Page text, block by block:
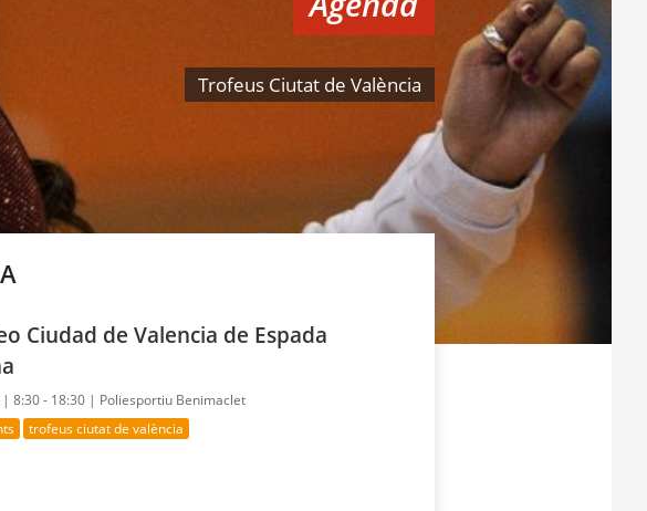
Trofeus Ciutat de València
Ciudad de Valencia de Espada
|8:30 - 18:30 | Poliesportiu Benimaclet
trofeus ciutat de valència